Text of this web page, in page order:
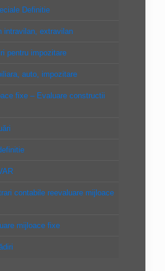
Definitie
intravilan, extravilan
pentru impozitare
auto, impozitare
fixe – Evaluare constructii
contabile reevaluare mijloace
mijloace fixe